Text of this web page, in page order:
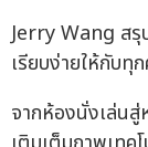
Jerry Wang สรุ
เรียบง่ายให้กับทุ
จากห้องนั่งเล่นสู่